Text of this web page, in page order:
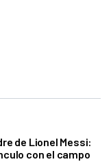
de Lionel Messi:
con el campo